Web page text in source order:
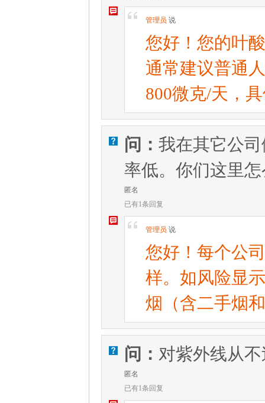
W [ 管理员 说
您好！您的叶
通常建议普通
800微克/天，
V 问： 我在其它公
率低。你们这里
匿名
已有1条回复
W [ 管理员 说
您好！每个公
样。如风险显
烟（含二手烟
V 问： 对紫外线从
匿名
已有1条回复